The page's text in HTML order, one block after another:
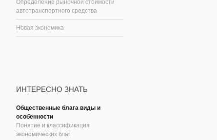
Определение рыночной стоимости
автотранспортного средства
Новая экономика
ИНТЕРЕСНО ЗНАТЬ
Общественные блага виды и
особенности
Понятие и классификация
экономических благ